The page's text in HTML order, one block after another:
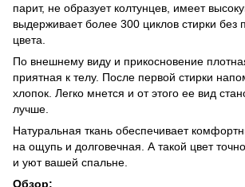
парит, не образует колтунцев, имеет
выдерживает более 300 циклов стирки без
цвета.
По внешнему виду и прикосновение
приятная к телу. После первой стирки
хлопок. Легко мнется и от этого ее вид
лучше.
Натуральная ткань обеспечивает
на ощупь и долговечная. А такой цвет
и уют вашей спальне.
Обзор: